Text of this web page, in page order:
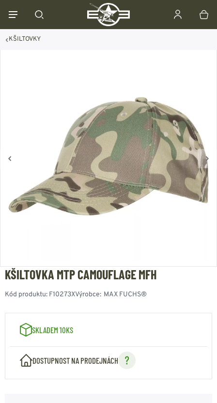
KŠILTOVKY
KŠILTOVKA MTP CAMOUFLAGE MFH
Kód produktu: F10273XVýrobce: MAX FUCHS®
SKLADEM 10KS
DOSTUPNOST NA PRODEJNÁCH